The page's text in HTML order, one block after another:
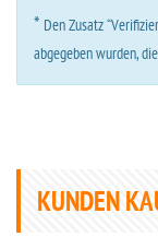
* Den Zusatz
abgegeben wurden,
KUNDEN